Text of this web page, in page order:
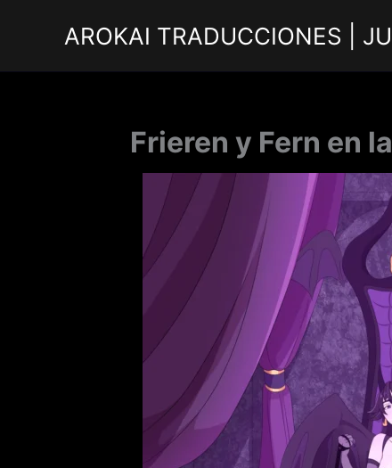
AROKAI TRADUCCIONES |
Frieren y Fern en